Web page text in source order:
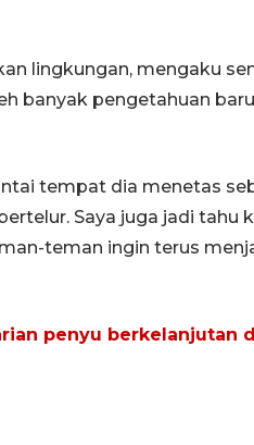
lingkungan, mengaku
banyak pengetahuan
tempat dia menetas
Saya juga jadi tahu
teman ingin terus
penyu berkelanjutan